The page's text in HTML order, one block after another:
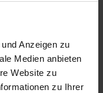
Anzeigen zu
Medien anbieten
Website zu
zu Ihrer